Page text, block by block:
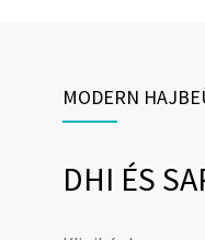
MODERN
DHI ÉS